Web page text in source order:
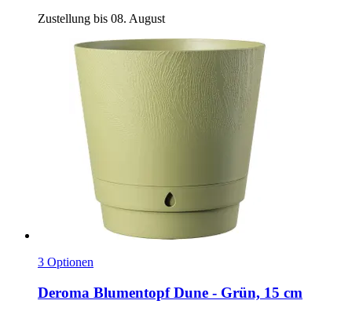
Zustellung bis 08. August
3 Optionen
Deroma Blumentopf Dune -​ Grün, 15 cm